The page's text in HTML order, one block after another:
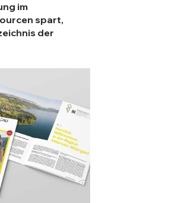
im
spart,
der